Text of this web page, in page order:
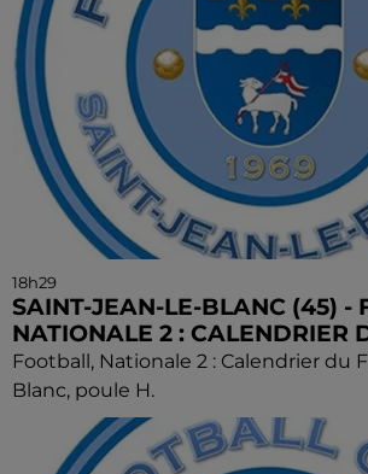
18h29
SAINT-JEAN-LE-BLANC (45) -
NATIONALE 2 : CALENDRIER
Football, Nationale 2 : Calendrier du
Blanc, poule H.